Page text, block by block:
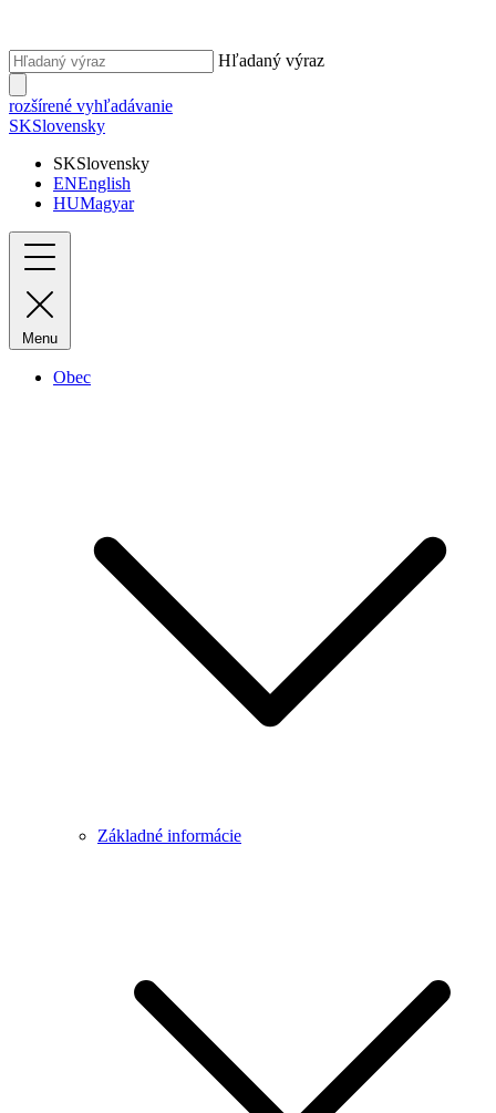
Hľadaný výraz
rozšírené vyhľadávanie
SKSlovensky
SKSlovensky
ENEnglish
HUMagyar
Menu
Obec
Základné informácie